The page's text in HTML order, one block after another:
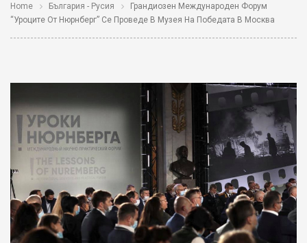
Home България - Русия
Грандиозен Международен Форум
“Уроците От Нюрнберг” Се Проведе В Музея На Победата В Москва